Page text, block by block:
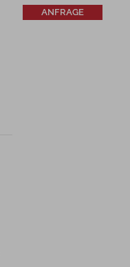
ANFRAGE